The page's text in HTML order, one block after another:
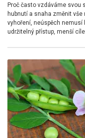
Proč často vzdáváme svou
hubnutí a snaha změnit
vyhoření, neúspěch nemusí
udržitelný přístup, menší